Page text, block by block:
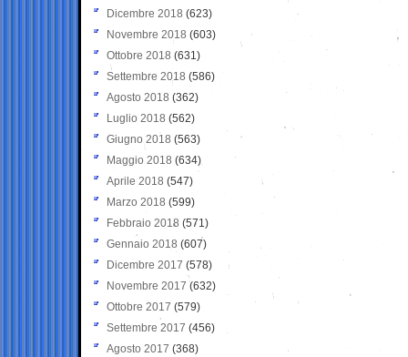
Dicembre 2018 (623)
Novembre 2018 (603)
Ottobre 2018 (631)
Settembre 2018 (586)
Agosto 2018 (362)
Luglio 2018 (562)
Giugno 2018 (563)
Maggio 2018 (634)
Aprile 2018 (547)
Marzo 2018 (599)
Febbraio 2018 (571)
Gennaio 2018 (607)
Dicembre 2017 (578)
Novembre 2017 (632)
Ottobre 2017 (579)
Settembre 2017 (456)
Agosto 2017 (368)